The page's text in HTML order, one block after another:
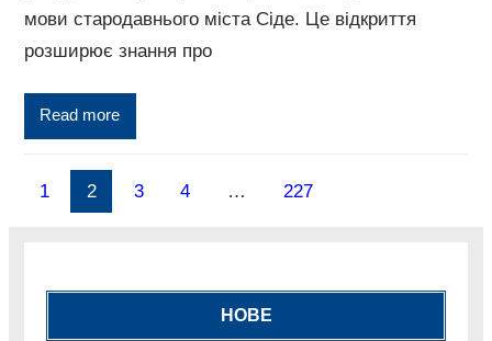
мови стародавнього міста Сіде. Це відкриття
розширює знання про
Read more
1 2 3 4 … 227
НОВЕ